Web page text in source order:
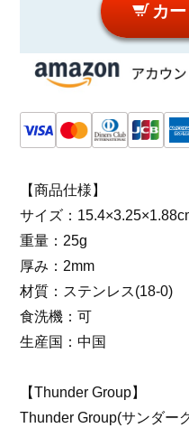
カ
【商品仕様】
サイズ：
重量：25g
厚み：2mm
材質：ステンレス(18-0)
食洗機：可
生産国：中国
【Thunder Group】
Thunder Group(サンダー